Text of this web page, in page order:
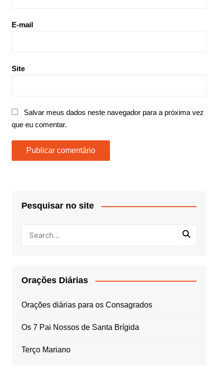
E-mail
Site
Salvar meus dados neste navegador para a próxima vez
que eu comentar.
Pesquisar no site
Orações Diárias
Orações diárias para os Consagrados
Os 7 Pai Nossos de Santa Brígida
Terço Mariano